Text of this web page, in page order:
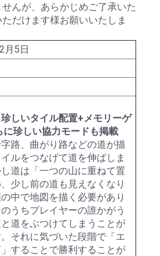
んが、あらかじめご了承いた
だけます様お願いいたしま
月5日
しいタイル配置+メモリーゲ
に珍しい協力モードも掲載
路、曲がり路などの道が描
ルをつなげて道を伸ばしま
道は「一つの山に重ねて置
少し前の道も見えなくなり
中で地図を描く必要があり
うちプレイヤーの誰かがう
道をぶつけてしまうことが
それに気づいた段階で「エ
することで勝利することが